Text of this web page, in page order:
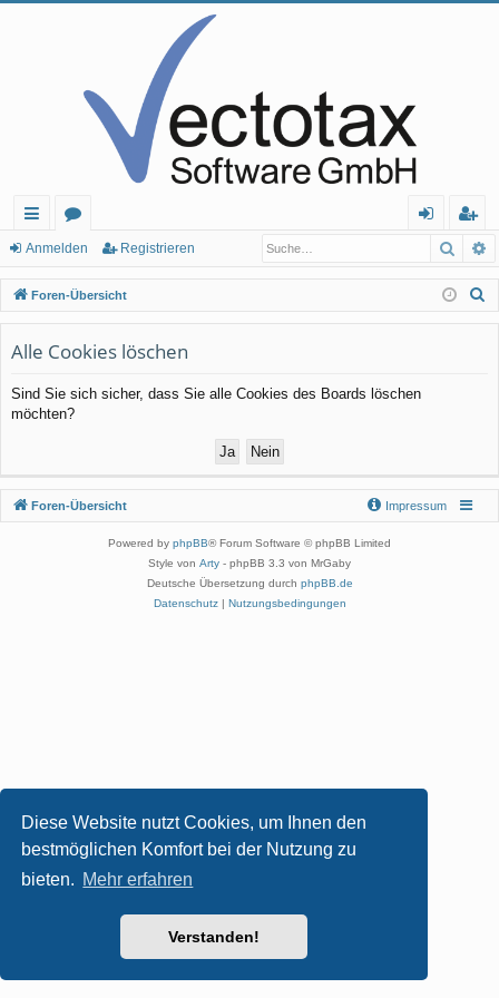
Diese Website nutzt Cookies, um Ihnen den
bestmöglichen Komfort bei der Nutzung zu
bieten. Mehr erfahren
Verstanden!
ch
ne
llz
ug
f
or
en
m
el
eg
ist
rie
Anmelden Registrieren
Foren-Übersicht
Alle Cookies löschen
Sind Sie sich sicher, dass Sie alle Cookies des Boards löschen
möchten?
Foren-Übersicht Impressum
Powered by phpBB® Forum Software © phpBB Limited
Style von Arty - phpBB 3.3 von MrGaby
Deutsche Übersetzung durch phpBB.de
Datenschutz| Nutzungsbedingungen